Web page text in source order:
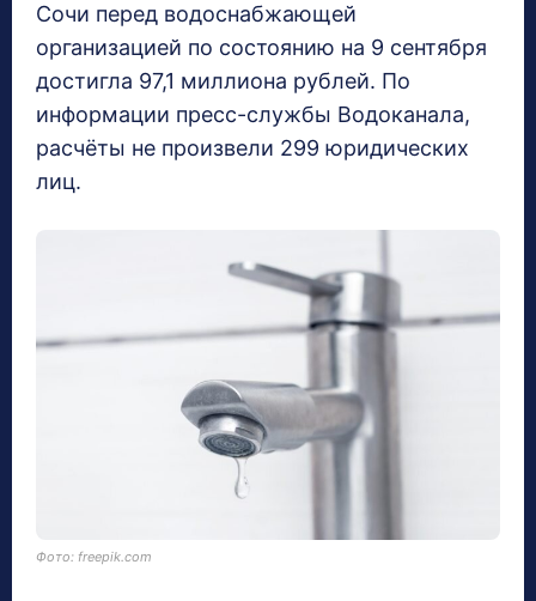
Сочи перед водоснабжающей
организацией по состоянию на 9 сентября
достигла 97,1 миллиона рублей. По
информации пресс-службы Водоканала,
расчёты не произвели 299 юридических
лиц.
Фото: freepik.com